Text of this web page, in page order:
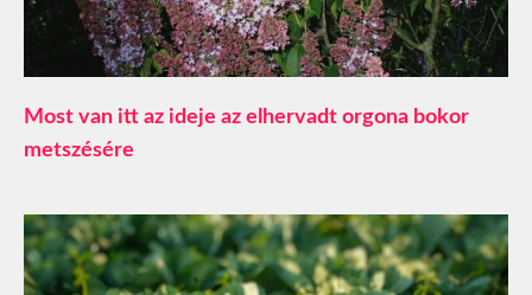
Most van itt az ideje az elhervadt orgona bokor
metszésére